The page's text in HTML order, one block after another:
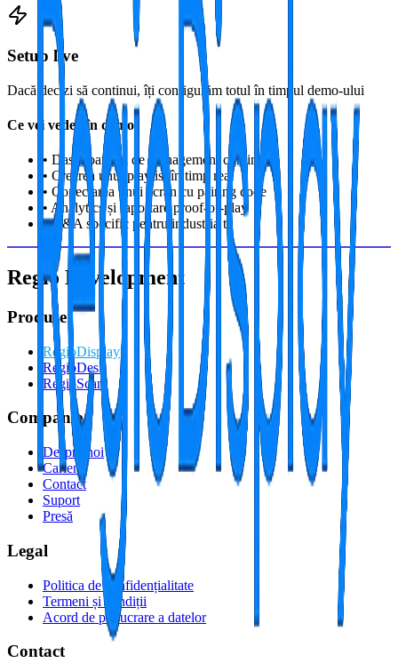
Setup live
Dacă decizi să continui, îți configurăm totul în timpul demo-ului
Ce vei vedea în demo:
• Dashboard-ul de management conținut
• Crearea unui playlist în timp real
• Conectarea unui ecran cu pairing code
• Analytics și raportare proof-of-play
•Q&A specific pentru industria ta
Regio Development
Produse
RegioDisplay
RegioDesk
RegioScan
Companie
Despre noi
Cariere
Contact
Suport
Presă
Legal
Politica de confidențialitate
Termeni și condiții
Acord de prelucrare a datelor
Contact